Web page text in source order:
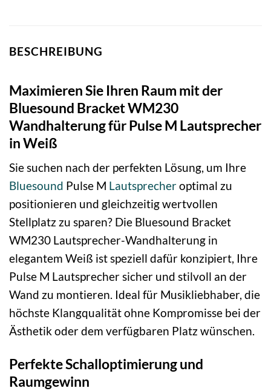
BESCHREIBUNG
Maximieren Sie Ihren Raum mit der
Bluesound Bracket WM230
Wandhalterung für Pulse M Lautsprecher
in Weiß
Sie suchen nach der perfekten Lösung, um Ihre
Bluesound Pulse M Lautsprecheroptimal zu
positionieren und gleichzeitig wertvollen
Stellplatz zu sparen? Die Bluesound Bracket
WM230 Lautsprecher-Wandhalterung in
elegantem Weiß ist speziell dafür konzipiert, Ihre
Pulse M Lautsprecher sicher und stilvoll an der
Wand zu montieren. Ideal für Musikliebhaber, die
höchste Klangqualität ohne Kompromisse bei der
Ästhetik oder dem verfügbaren Platz wünschen.
Perfekte Schalloptimierung und
Raumgewinn